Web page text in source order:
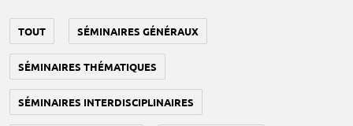
TOUT SÉMINAIRES GÉNÉRAUX
SÉMINAIRES THÉMATIQUES
SÉMINAIRES INTERDISCIPLINAIRES